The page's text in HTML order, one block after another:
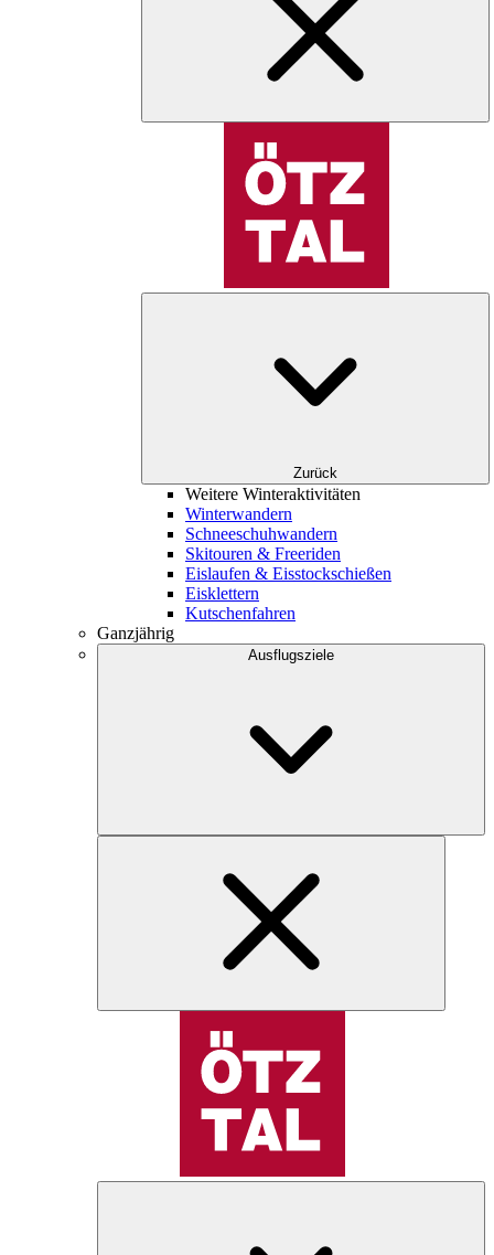
Zurück
Weitere Winteraktivitäten
Winterwandern
Schneeschuhwandern
Skitouren & Freeriden
Eislaufen & Eisstockschießen
Eisklettern
Kutschenfahren
Ganzjährig
Ausflugsziele